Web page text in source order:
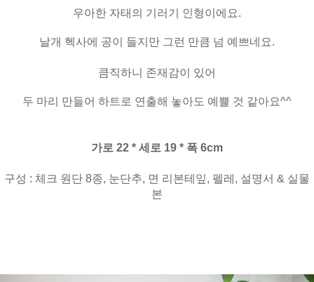
우아한 자태의 기러기 인형이에요.
날개 헥사에 공이 들지만 그런 만큼 넘 예쁘네요.
큼직하니 존재감이 있어
두 마리 만들어 하트로 연출해 놓아도 예쁠 것 같아요^^
가로 22 * 세로 19 * 폭 6cm
구성 : 체크 원단 8종, 눈단추, 면 리본테잎, 펠레, 설명서 & 실물
본